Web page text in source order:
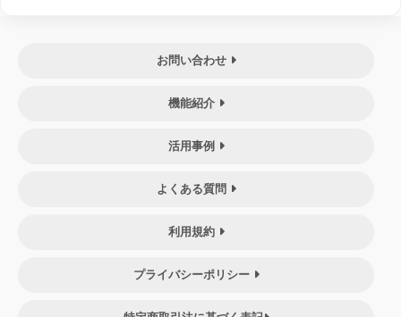
お問い合わせ
機能紹介
活用事例
よくある質問
利用規約
プライバシーポリシー